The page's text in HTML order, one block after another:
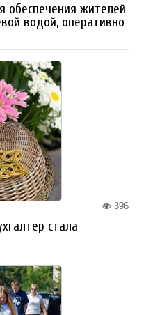
жителей
водой, оперативно
396
стала